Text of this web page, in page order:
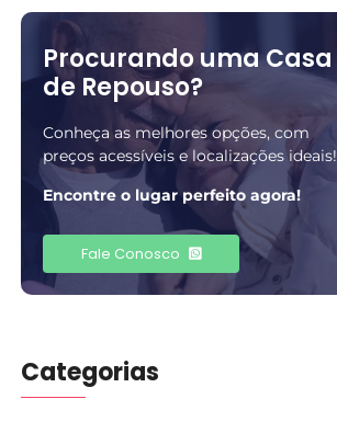
Procurando uma Casa
de Repouso?
Conheça as melhores opções, com
preços acessíveis e localizações ideais!
Encontre o lugar perfeito agora!
Fale Conosco
Categorias